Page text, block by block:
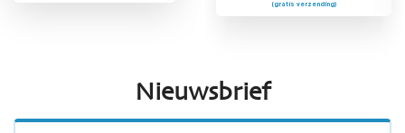
(gratis verzending) (gratis verzending)
Nieuwsbrief